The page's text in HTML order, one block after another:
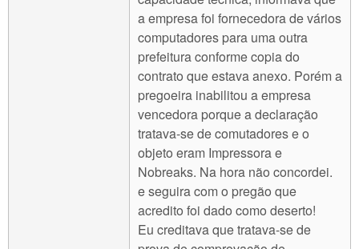
a empresa foi fornecedora de vários
computadores para uma outra
prefeitura conforme copia do
contrato que estava anexo. Porém a
pregoeira inabilitou a empresa
vencedora porque a declaração
tratava-se de comutadores e o
objeto eram Impressora e
Nobreaks. Na hora não concordei.
e seguira com o pregão que
acredito foi dado como deserto!
Eu creditava que tratava-se de